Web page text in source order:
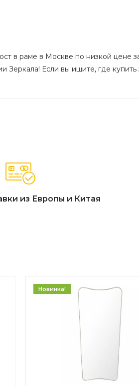
в раме в Москве по низкой цене
Если вы ищите, где
из Европы и Китая
Новинка!